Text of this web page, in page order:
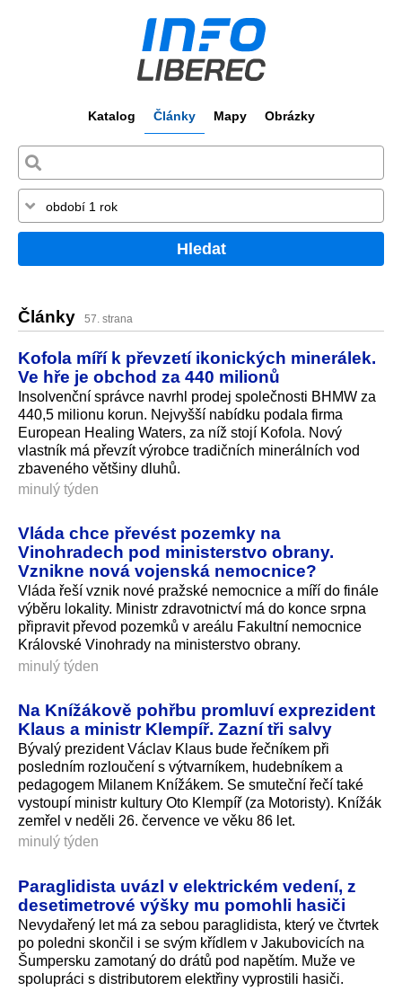
Katalog Články Mapy Obrázky
Hledat
Články 57. strana
Kofola míří k převzetí ikonických minerálek.
Ve hře je obchod za 440 milionů
Insolvenční správce navrhl prodej společnosti BHMW za
440,5 milionu korun. Nejvyšší nabídku podala firma
European Healing Waters, za níž stojí Kofola. Nový
vlastník má převzít výrobce tradičních minerálních vod
zbaveného většiny dluhů.
minulý týden
Vláda chce převést pozemky na
Vinohradech pod ministerstvo obrany.
Vznikne nová vojenská nemocnice?
Vláda řeší vznik nové pražské nemocnice a míří do finále
výběru lokality. Ministr zdravotnictví má do konce srpna
připravit převod pozemků v areálu Fakultní nemocnice
Královské Vinohrady na ministerstvo obrany.
minulý týden
Na Knížákově pohřbu promluví exprezident
Klaus a ministr Klempíř. Zazní tři salvy
Bývalý prezident Václav Klaus bude řečníkem při
posledním rozloučení s výtvarníkem, hudebníkem a
pedagogem Milanem Knížákem. Se smuteční řečí také
vystoupí ministr kultury Oto Klempíř (za Motoristy). Knížák
zemřel v neděli 26. července ve věku 86 let.
minulý týden
Paraglidista uvázl v elektrickém vedení, z
desetimetrové výšky mu pomohli hasiči
Nevydařený let má za sebou paraglidista, který ve čtvrtek
po poledni skončil i se svým křídlem v Jakubovicích na
Šumpersku zamotaný do drátů pod napětím. Muže ve
spolupráci s distributorem elektřiny vyprostili hasiči.